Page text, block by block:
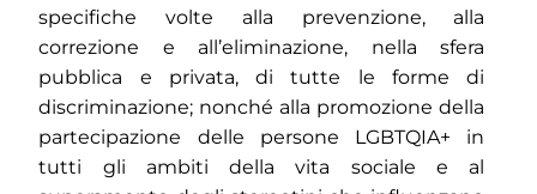
specifiche volte alla prevenzione, alla
correzione e all’eliminazione, nella sfera
pubblica e privata, di tutte le forme di
discriminazione; nonché alla promozione della
partecipazione delle persone LGBTQIA+ in
tutti gli ambiti della vita sociale e al